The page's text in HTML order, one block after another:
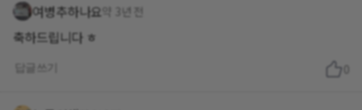
여병추하나요 약 3년 전
축하드립니다 ㅎ